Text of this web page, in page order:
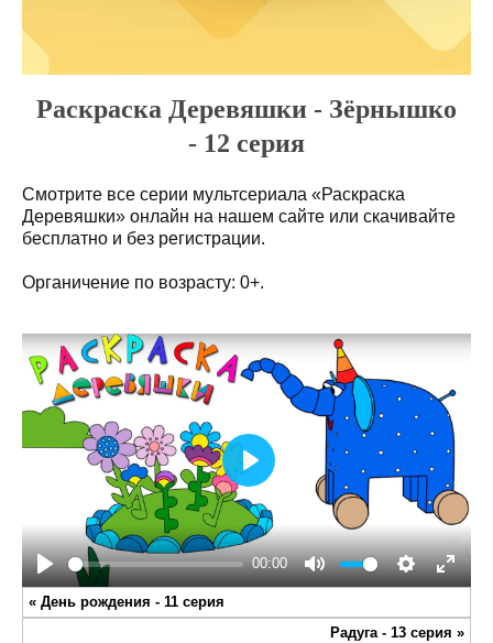
Раскраска Деревяшки - Зёрнышко
- 12 серия
Смотрите все серии мультсериала «Раскраска
Деревяшки» онлайн на нашем сайте или скачивайте
бесплатно и без регистрации.
Органичение по возрасту: 0+.
Play
00:00
Mute Settings
Enter
Play
« День рождения - 11 серия
Радуга - 13 серия »